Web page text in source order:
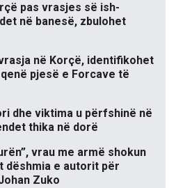
pas vrasjes së ish-
në banesë, zbulohet
në Korçë, identifikohet
pjesë e Forcave të
dhe viktima u përfshinë në
thika në dorë
vrau me armë shokun
dëshmia e autorit për
Zuko